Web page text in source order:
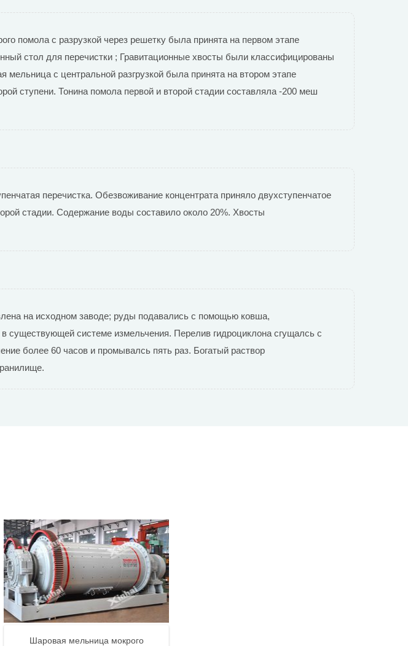
помола с разрузкой через решетку была принята на первом этапе
стол для перечистки ; Гравитационные хвосты были классифицированы
с центральной разгрузкой была принята на втором этапе
ступени. Тонина помола первой и второй стадии составляла -200 меш
перечистка. Обезвоживание концентрата приняло двухступенчатое
стадии. Содержание воды составило около 20%. Хвосты
на исходном заводе; руды подавались с помощью ковша,
существующей системе измельчения. Перелив гидроциклона сгущалсь с
более 60 часов и промывалсь пять раз. Богатый раствор
Шаровая мельница мокрого